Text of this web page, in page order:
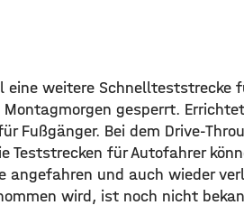
eine weitere Schnellteststrecke
gesperrt.
Fußgänger. Bei dem Drive-
Teststrecken für Autofahrer
angefahren und auch wieder
wird, ist noch nicht